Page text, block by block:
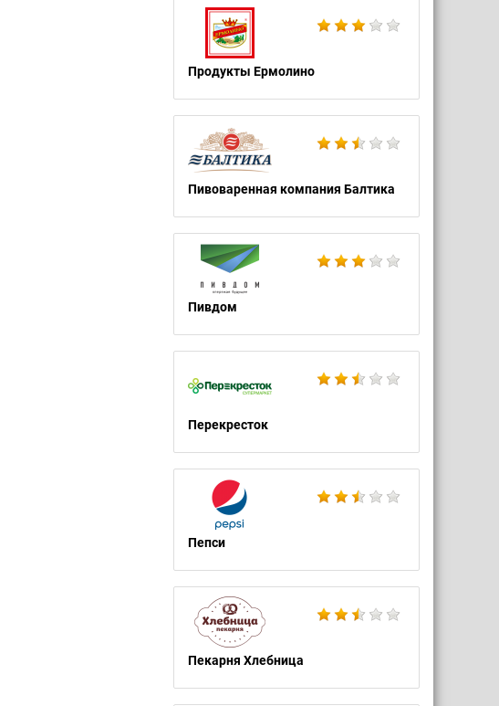
Продукты Ермолино
Пивоваренная компания Балтика
Пивдом
Перекресток
Пепси
Пекарня Хлебница